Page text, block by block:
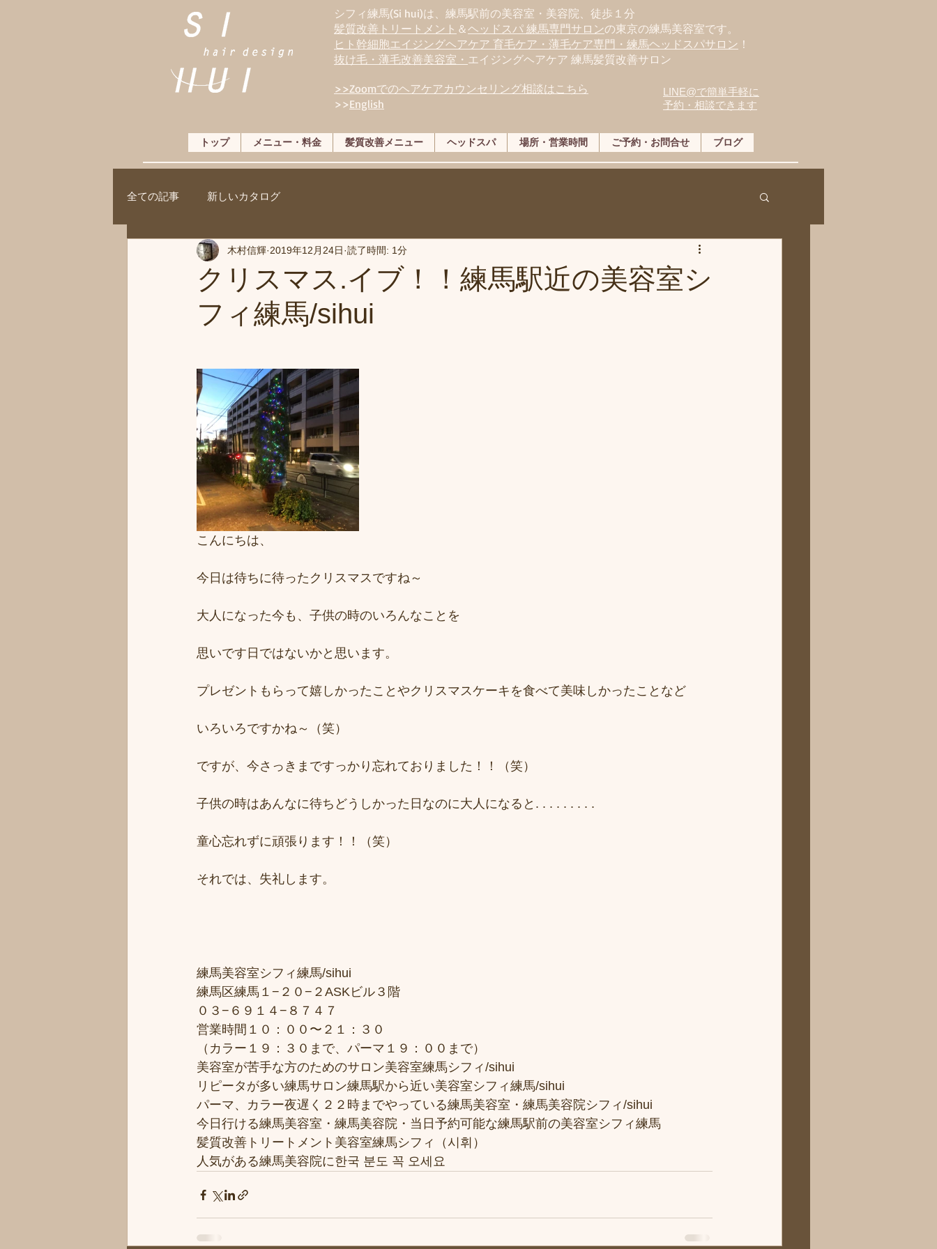
シフィ練馬(Si hui)は、 練馬駅前の美容室・美容院、徒歩１分
髪質改善トリートメント ＆ヘッドスパ 練馬専門サロンの東京の練馬美容室です。
ヒト幹細胞エイジングヘアケア 育毛ケア・薄毛ケア専門・練馬ヘッドスパサロン ！
抜け毛・薄毛改善美容室・ エイジングヘアケア 練馬髪質改善サロン
>>Zoomでのヘアケアカウンセリング相談はこちら
>>English
LINE@で簡単手軽に
予約・相談できます
トップ メニュー・料金 髪質改善メニュー ヘッドスパ 場所・営業時間 ご予約・お問合せ ブログ
全ての記事 新しいカタログ
クリスマス.イブ！！練馬駅近の美容室シ
フィ練馬/sihui
木村信輝 2019年12月24日 読了時間: 1分
こんにちは、
今日は待ちに待ったクリスマスですね～
大人になった今も、子供の時のいろんなことを
思いです日ではないかと思います。
プレゼントもらって嬉しかったことやクリスマスケーキを食べて美味しかったことなど
いろいろですかね～（笑）
ですが、今さっきまですっかり忘れておりました！！（笑）
子供の時はあんなに待ちどうしかった日なのに大人になると. . . . . . . . .
童心忘れずに頑張ります！！（笑）
それでは、失礼します。
練馬美容室シフィ練馬/sihui
練馬区練馬１−２０−２ASKビル３階
０３−６９１４−８７４７
営業時間１０：００〜２１：３０
（カラー１９：３０まで、パーマ１９：００まで）
美容室が苦手な方のためのサロン美容室練馬シフィ/sihui
リピータが多い練馬サロン練馬駅から近い美容室シフィ練馬/sihui
パーマ、カラー夜遅く２２時までやっている練馬美容室・練馬美容院シフィ/sihui
今日行ける練馬美容室・練馬美容院・当日予約可能な練馬駅前の美容室シフィ練馬
髪質改善トリートメント美容室練馬シフィ（시휘）
人気がある練馬美容院に한국 분도 꼭 오세요